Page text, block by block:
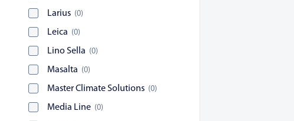
Larius (0)
Leica (0)
Lino Sella (0)
Masalta (0)
Master Climate Solutions (0)
Media Line (0)